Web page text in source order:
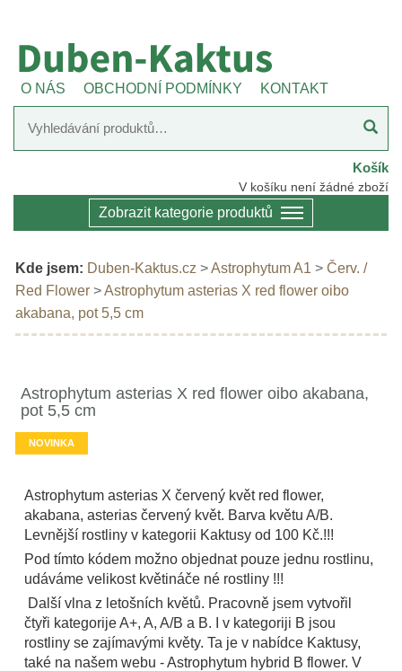
O NÁS OBCHODNÍ PODMÍNKY KONTAKT
Košík
V košíku není žádné zboží
Zobrazit kategorie produktů
Kde jsem: Duben-Kaktus.cz >Astrophytum A1 > Červ. /
Red Flower >Astrophytum asterias X red flower oibo
akabana, pot 5,5 cm
Astrophytum asterias X red flower oibo akabana,
pot 5,5 cm
NOVINKA
Astrophytum asterias X červený květ red flower,
akabana, asterias červený květ. Barva květu A/B.
Levnější rostliny v kategorii Kaktusy od 100 Kč.!!!
Pod tímto kódem možno objednat pouze jednu rostlinu,
udáváme velikost květináče né rostliny !!!
Další vlna z letošních květů. Pracovně jsem vytvořil
čtyři kategorije A+, A, A/B a B. I v kategoriji B jsou
rostliny se zajímavými květy. Ta je v nabídce Kaktusy,
také na našem webu - Astrophytum hybrid B flower. V